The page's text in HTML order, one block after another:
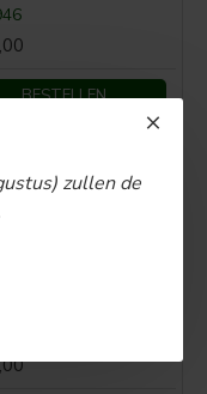
zullen de
BESTELLEN